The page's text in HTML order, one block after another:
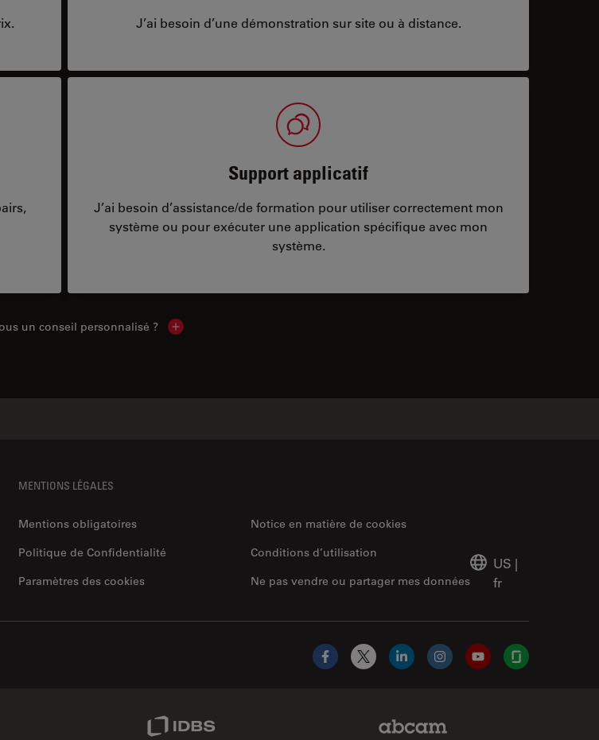
J’ai besoin d’une démonstration sur site ou à distance.
Support applicatif
J’ai besoin d’assistance/de formation pour utiliser correctement mon
système ou pour exécuter une application spécifique avec mon
système.
un conseil personnalisé ? Show local contacts
MENTIONS LÉGALES
Mentions obligatoires
Notice en matière de cookies
Politique de Confidentialité
Ne pas vendre ou partager mes données
Conditions d’utilisation
Paramètres des cookies
US |
fr
Facebook
X LinkedInInstagramYouTubeGlassdoor
Link